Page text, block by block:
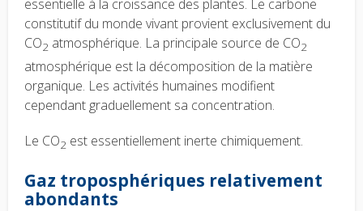
essentielle à la croissance des plantes. Le carbone
constitutif du monde vivant provient exclusivement du
CO2 atmosphérique. La principale source de CO2
atmosphérique est la décomposition de la matière
organique. Les activités humaines modifient
cependant graduellement sa concentration.
Le CO2 est essentiellement inerte chimiquement.
Gaz troposphériques relativement
abondants